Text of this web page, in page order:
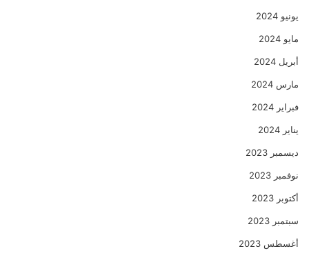
يونيو 2024
مايو 2024
أبريل 2024
مارس 2024
فبراير 2024
يناير 2024
ديسمبر 2023
نوفمبر 2023
أكتوبر 2023
سبتمبر 2023
أغسطس 2023